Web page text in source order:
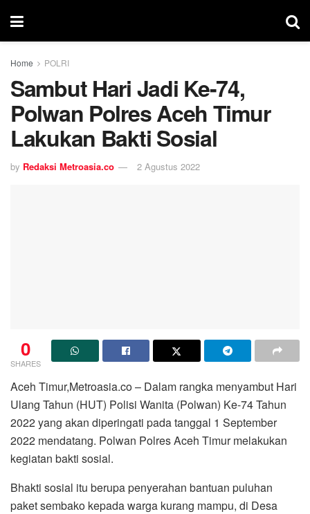
Home POLRI
Sambut Hari Jadi Ke-74,
Polwan Polres Aceh Timur
Lakukan Bakti Sosial
by Redaksi Metroasia.co 2 Agustus 2022
0
SHARES
Aceh Timur,Metroasia.co – Dalam rangka menyambut Hari
Ulang Tahun (HUT) Polisi Wanita (Polwan) Ke-74 Tahun
2022 yang akan diperingati pada tanggal 1 September
2022 mendatang. Polwan Polres Aceh Timur melakukan
kegiatan bakti sosial.
Bhakti sosial itu berupa penyerahan bantuan puluhan
paket sembako kepada warga kurang mampu, di Desa